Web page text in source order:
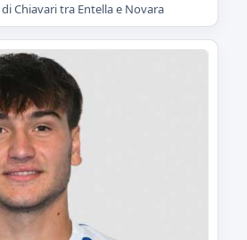
Chiavari tra Entella e Novara